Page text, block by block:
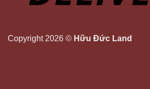
Copyright 2026 © Hữu Đức Land